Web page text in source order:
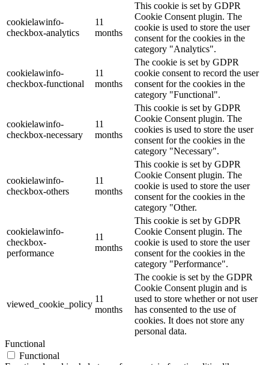
cookielawinfo-
checkbox-analytics
11
months
This cookie is set by GDPR
Cookie Consent plugin. The
cookie is used to store the user
consent for the cookies in the
category "Analytics".
cookielawinfo-
checkbox-functional
11
months
The cookie is set by GDPR
cookie consent to record the user
consent for the cookies in the
category "Functional".
cookielawinfo-
checkbox-necessary
11
months
This cookie is set by GDPR
Cookie Consent plugin. The
cookies is used to store the user
consent for the cookies in the
category "Necessary".
cookielawinfo-
checkbox-others
11
months
This cookie is set by GDPR
Cookie Consent plugin. The
cookie is used to store the user
consent for the cookies in the
category "Other.
cookielawinfo-
checkbox-
performance
11
months
This cookie is set by GDPR
Cookie Consent plugin. The
cookie is used to store the user
consent for the cookies in the
category "Performance".
viewed_cookie_policy
11
months
The cookie is set by the GDPR
Cookie Consent plugin and is
used to store whether or not user
has consented to the use of
cookies. It does not store any
personal data.
Functional
Functional